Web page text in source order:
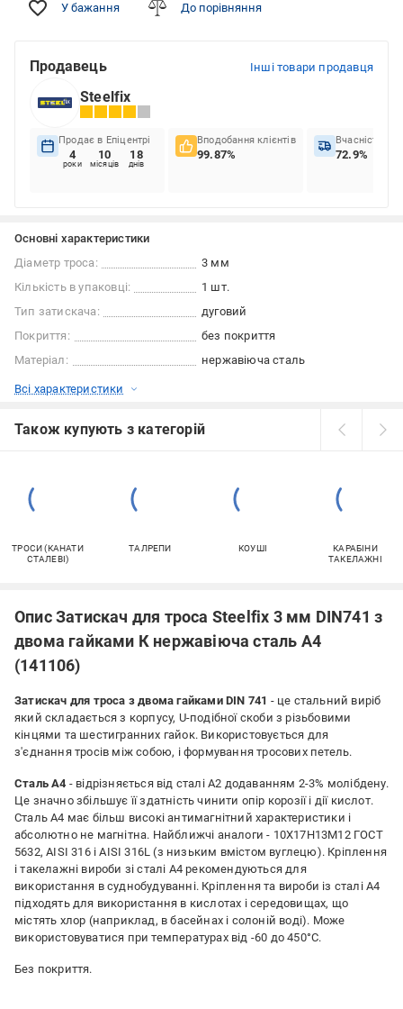
У бажання До порівняння
Продавець Інші товари продавця
Steelfix
Продає в Епіцентрі
4
роки
10
місяців
18
днів
Вподобання клієнтів
99.87%
Вчасність
72.9%
Основні характеристики
Діаметр троса:
3 мм
Кількість в упаковці:
1 шт.
Тип затискача:
дуговий
Покриття:
без покриття
Матеріал:
нержавіюча сталь
Всі характеристики
Також купують з категорій
ТРОСИ (КАНАТИ
СТАЛЕВІ)
ТАЛРЕПИ КОУШІ
КАРАБІНИ
ТАКЕЛАЖНІ
Опис Затискач для троса Steelfix 3 мм DIN741 з
двома гайками К нержавіюча сталь А4
(141106)
Затискач для троса з двома гайками DIN 741 - це стальний виріб
який складається з корпусу, U-подібної скоби з різьбовими
кінцями та шестигранних гайок. Використовується для
з'єднання тросів між собою, і формування тросових петель.
Сталь A4 - відрізняється від сталі А2 додаванням 2-3% молібдену.
Це значно збільшує її здатність чинити опір корозії і дії кислот.
Сталь А4 має більш високі антимагнітний характеристики і
абсолютно не магнітна. Найближчі аналоги - 10Х17Н13М12 ГОСТ
5632, AISI 316 і AISI 316L (з низьким вмістом вуглецю). Кріплення
і такелажні вироби зі сталі A4 рекомендуються для
використання в суднобудуванні. Кріплення та вироби із сталі A4
підходять для використання в кислотах і середовищах, що
містять хлор (наприклад, в басейнах і солоній воді). Може
використовуватися при температурах від -60 до 450°С.
Без покриття.